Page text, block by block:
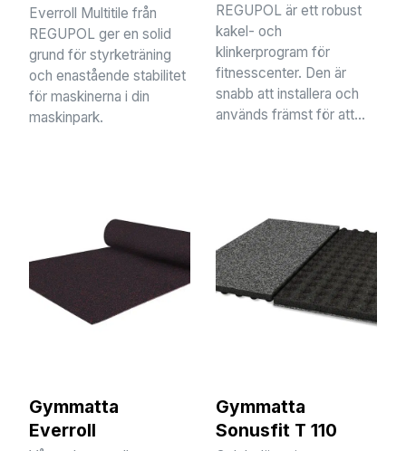
Everroll Multitile från
REGUPOL ger en solid
grund för styrketräning
och enastående stabilitet
för maskinerna i din
maskinpark.
REGUPOL är ett robust
kakel- och
klinkerprogram för
fitnesscenter. Den är
snabb att installera och
används främst för att...
Gymmatta
Everroll
Gymmatta
Sonusfit T 110